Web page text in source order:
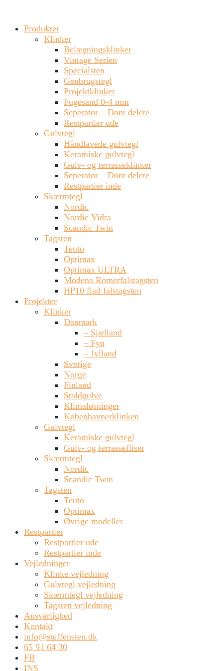
Produkter
Klinker
Belægningsklinker
Vintage Serien
Specialsten
Genbrugstegl
Projektklinker
Fugesand 0-4 mm
Seperator – Dont delete
Restpartier ude
Gulvtegl
Håndlavede gulvtegl
Keramiske gulvtegl
Gulv- og terrasseklinker
Seperator – Dont delete
Restpartier inde
Skærmtegl
Nordic
Nordic Vidra
Scandic Twin
Tagsten
Teuto
Optimax
Optimax ULTRA
Modena Romerfalstagsten
HP10 flad falstagsten
Projekter
Klinker
Danmark
– Sjælland
– Fyn
– Jylland
Sverige
Norge
Finland
Staldgulve
Klimaløsninger
Københavnerklinken
Gulvtegl
Keramiske gulvtegl
Gulv- og terrassefliser
Skærmtegl
Nordic
Scandic Twin
Tagsten
Teuto
Optimax
Øvrige modeller
Restpartier
Restpartier ude
Restpartier inde
Vejledninger
Klinke vejledning
Gulvtegl vejledning
Skærmtegl vejledning
Tagsten vejledning
Ansvarlighed
Kontakt
info@steffensten.dk
65 91 64 30
FB
INS